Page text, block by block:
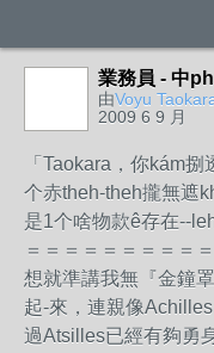
業務員 - 中
由Voyu
2009 6 9 月
「Taokara，你kám
个赤theh-theh攏無遮
是1个啥物款ê存在--
＝＝＝＝＝＝＝＝＝
想就準講我無『金鐘
起-來，連親像
過Atsilles已經有夠勇